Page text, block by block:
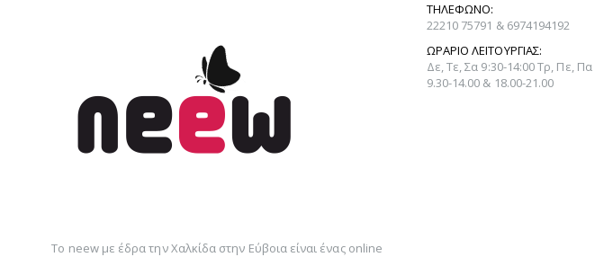
Το neew με έδρα την Xαλκίδα στην Εύβοια είναι ένας online
ΤΗΛΈΦΩΝΟ:
22210 75791 & 6974194192
ΩΡΆΡΙΟ ΛΕΙΤΟΥΡΓΊΑΣ:
Δε, Τε, Σα 9:30-14:00 Τρ, Πε, Πα
9.30-14.00 & 18.00-21.00